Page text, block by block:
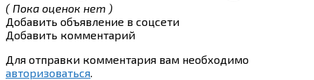
( Пока оценок нет )
Добавить объявление в соцсети
Добавить комментарий
Для отправки комментария вам необходимо
авторизоваться.